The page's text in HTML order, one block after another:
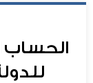
الحساب